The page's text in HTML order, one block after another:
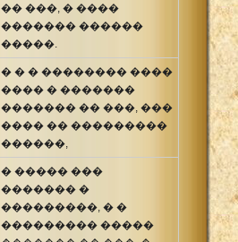
�� ���, � ����
������� ������
�����.
� � � �������� ����
���� � �������
������� �� ���, ���
���� �� ���������
������,
� ����� ���
������� �
���������, � �
��������� �����